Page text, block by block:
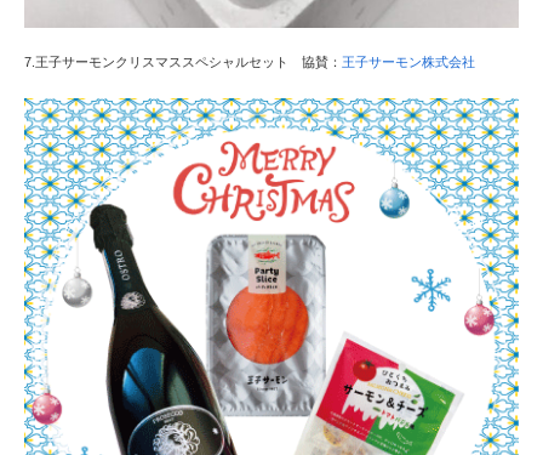
7.王子サーモンクリスマススペシャルセット 協賛： 王子サーモン株式会社